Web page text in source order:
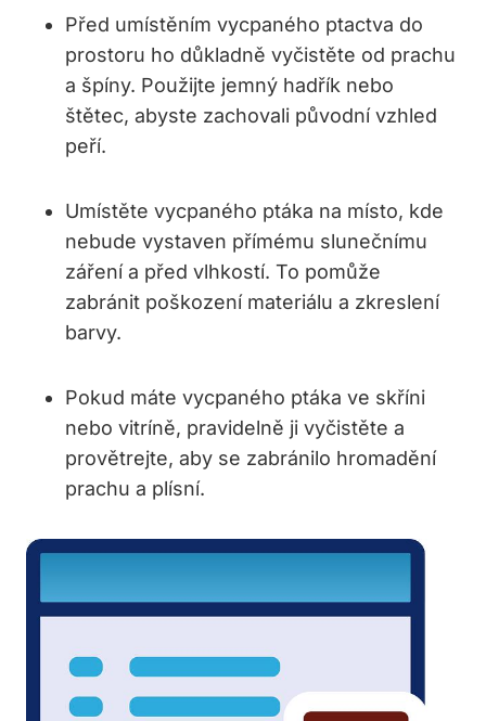
Před umístěním vycpaného ptactva do
prostoru ho důkladně vyčistěte od prachu
a špíny. Použijte jemný hadřík nebo
štětec, abyste zachovali původní vzhled
peří.
Umístěte vycpaného ptáka na místo, kde
nebude vystaven přímému slunečnímu
záření a před vlhkostí. To pomůže
zabránit poškození materiálu a zkreslení
barvy.
Pokud máte vycpaného ptáka ve skříni
nebo vitríně, pravidelně ji vyčistěte a
provětrejte, aby se zabránilo hromadění
prachu a plísní.